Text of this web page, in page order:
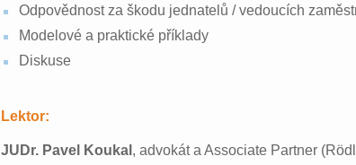
Odpovědnost za škodu jednatelů / vedoucích
Modelové a praktické příklady
Diskuse
Lektor:
JUDr. Pavel Koukal , advokát a Associate Partner